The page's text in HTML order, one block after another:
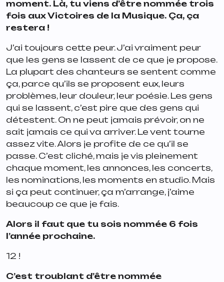
moment. Là, tu viens d’être nommée trois
fois aux Victoires de la Musique. Ça, ça
restera !
J’ai toujours cette peur. J’ai vraiment peur
que les gens se lassent de ce que je propose.
La plupart des chanteurs se sentent comme
ça, parce qu’ils se proposent eux, leurs
problèmes, leur douleur, leur poésie. Les gens
qui se lassent, c’est pire que des gens qui
détestent. On ne peut jamais prévoir, on ne
sait jamais ce qui va arriver. Le vent tourne
assez vite. Alors je profite de ce qu’il se
passe. C’est cliché, mais je vis pleinement
chaque moment, les annonces, les concerts,
les nominations, les moments en studio. Mais
si ça peut continuer, ça m’arrange, j’aime
beaucoup ce que je fais.
Alors il faut que tu sois nommée 6 fois
l’année prochaine.
12 !
C’est troublant d’être nommée